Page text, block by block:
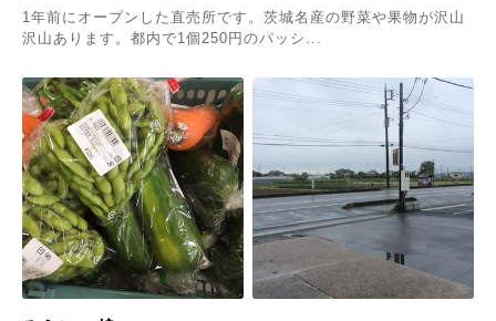
1年前にオープンした直売所です。茨城名産の野菜や果物が沢山
沢山あります。都内で1個250円のパッシ...